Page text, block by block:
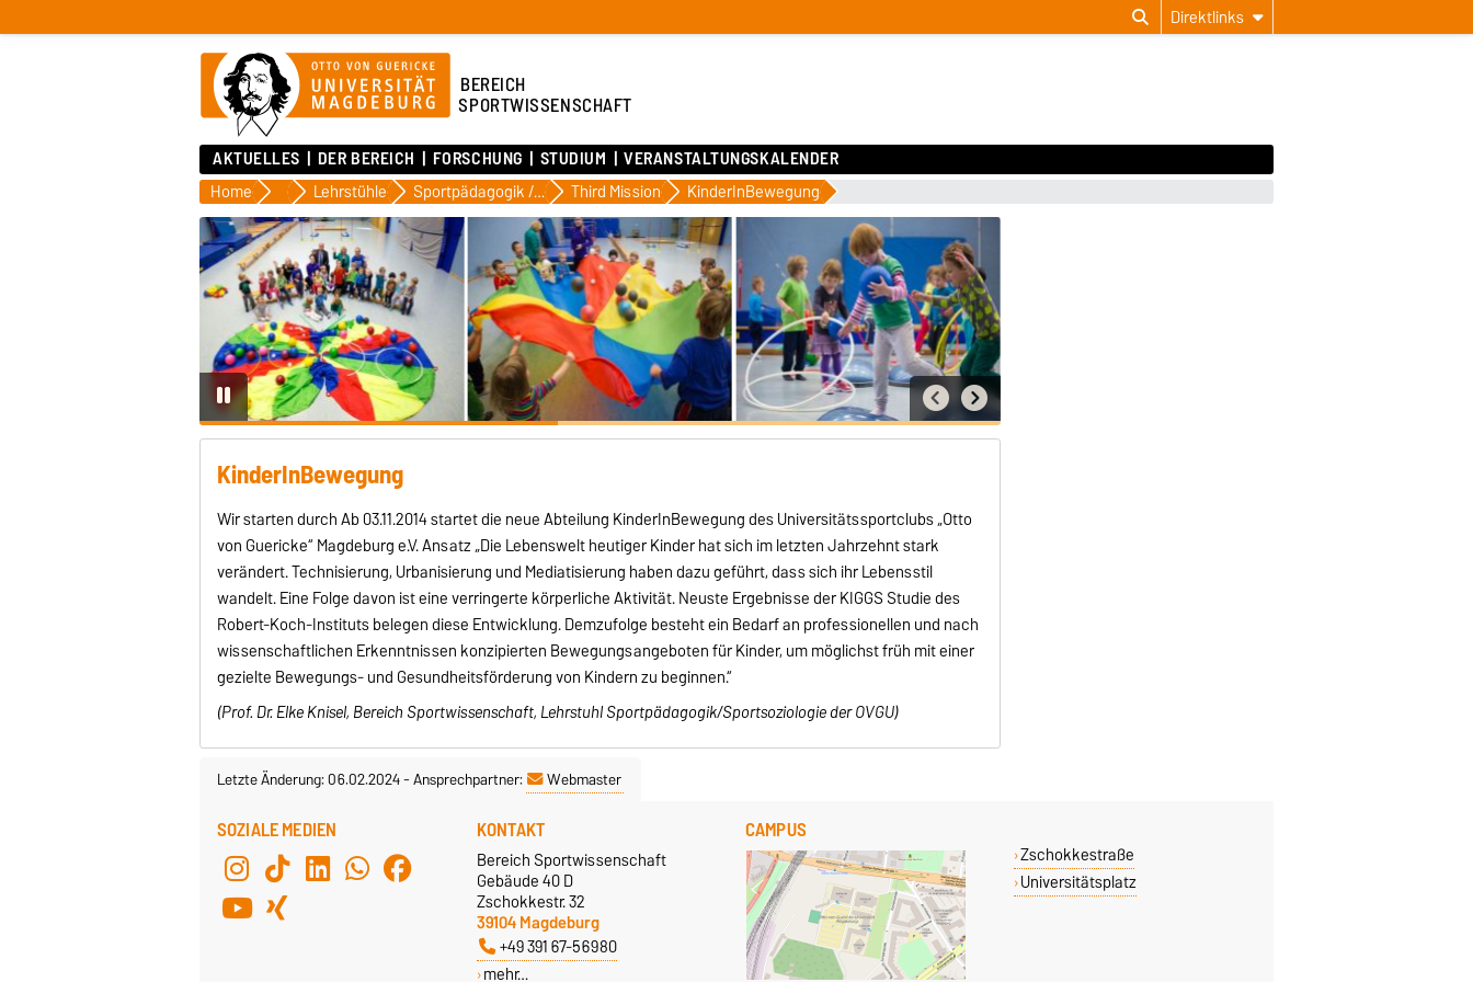
Direktlinks
BEREICH
SPORTWISSENSCHAFT
AKTUELLES DER BEREICH FORSCHUNG STUDIUM VERANSTALTUNGSKALENDER
Home Der Bereich
Lehrstühle Sportpädagogik / Sportsoziologie Third Mission KinderInBewegung
KinderInBewegung
Wir starten durch Ab 03.11.2014 startet die neue Abteilung KinderInBewegung des Universitätssportclubs „Otto
von Guericke“ Magdeburg e.V. Ansatz „Die Lebenswelt heutiger Kinder hat sich im letzten Jahrzehnt stark
verändert. Technisierung, Urbanisierung und Mediatisierung haben dazu geführt, dass sich ihr Lebensstil
wandelt. Eine Folge davon ist eine verringerte körperliche Aktivität. Neuste Ergebnisse der KIGGS Studie des
Robert-Koch-Instituts belegen diese Entwicklung. Demzufolge besteht ein Bedarf an professionellen und nach
wissenschaftlichen Erkenntnissen konzipierten Bewegungsangeboten für Kinder, um möglichst früh mit einer
gezielte Bewegungs- und Gesundheitsförderung von Kindern zu beginnen.“
(Prof. Dr. Elke Knisel, Bereich Sportwissenschaft, Lehrstuhl Sportpädagogik/Sportsoziologie der OVGU)
Letzte Änderung: 06.02.2024-Ansprechpartner: Webmaster
SOZIALE MEDIEN KONTAKT
Bereich Sportwissenschaft
Gebäude 40 D
Zschokkestr. 32
39104 Magdeburg
+49 391 67-56980
mehr…
CAMPUS
Zschokkestraße
Universitätsplatz